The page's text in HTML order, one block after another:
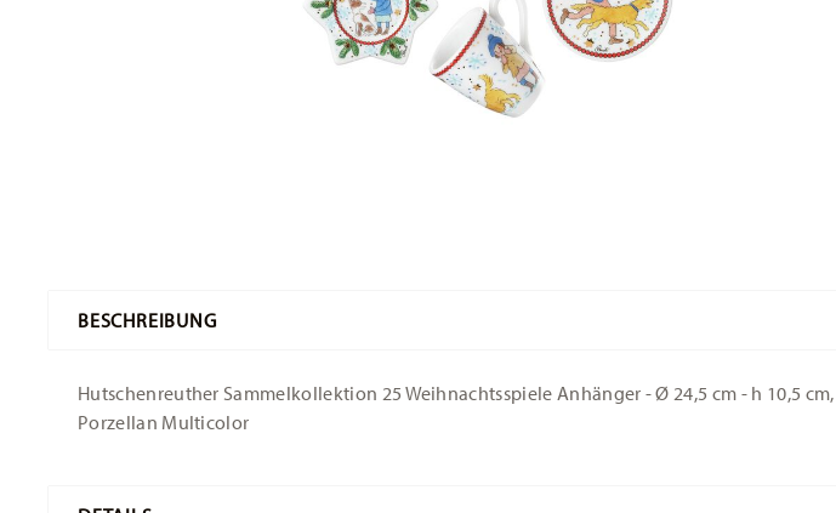
BESCHREIBUNG
Hutschenreuther Sammelkollektion 25 Weihnachtsspiele Anhänger - Ø 24,5 cm - h 10,5 cm,
Porzellan Multicolor